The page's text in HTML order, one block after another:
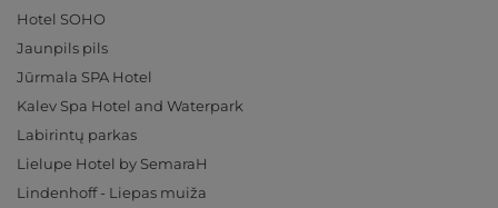
Hotel SOHO
Jaunpils pils
Jūrmala SPA Hotel
Kalev Spa Hotel and Waterpark
Labirintų parkas
Lielupe Hotel by SemaraH
Lindenhoff - Liepas muiža